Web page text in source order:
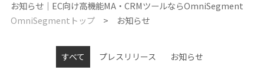
お知らせ｜EC向け高機能MA・CRMツールならOmniSegment
OmniSegmentトップ
お知らせ
すべて プレスリリース お知らせ